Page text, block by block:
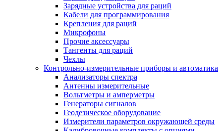
Зарядные устройства для раций
Кабели для программирования
Крепления для раций
Микрофоны
Прочие аксессуары
Тангенты для раций
Чехлы
Контрольно-измерительные приборы и автоматика
Анализаторы спектра
Антенны измерительные
Вольтметры и амперметры
Генераторы сигналов
Геодезическое оборудование
Измерители параметров окружающей среды